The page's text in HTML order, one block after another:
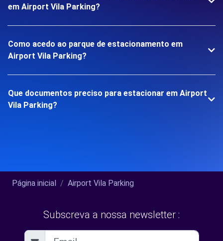
em Airport Vila Parking?
Como acedo ao parque de estacionamento em
Airport Vila Parking?
Que documentos preciso para estacionar em Airport
Vila Parking?
Página inicial Airport Vila Parking
Subscreva a nossa newsletter :